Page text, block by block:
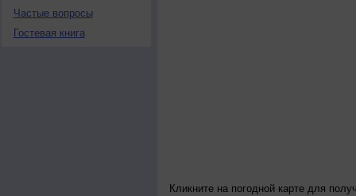
Частые вопросы
Гостевая книга
Кликните на погодной карте для